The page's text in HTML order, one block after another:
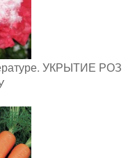
УКРЫТИЕ РОЗ